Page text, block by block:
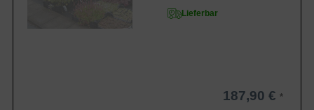
Neben der wunderschönen Optik der Blüte überzeugt sie
somit als eine wichtige Insektenfutterpflanze.
Lieferbar
187,90 €